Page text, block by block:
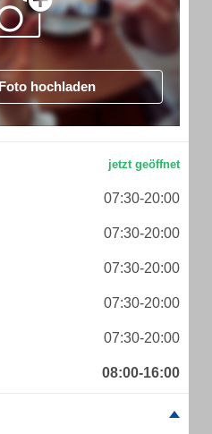
hochladen
07:30-20:00
07:30-20:00
07:30-20:00
07:30-20:00
07:30-20:00
08:00-16:00